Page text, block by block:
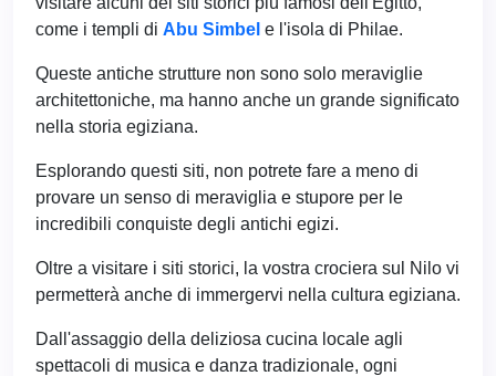
come i templi di Abu Simbel e l'isola di Philae.
Queste antiche strutture non sono solo meraviglie
architettoniche, ma hanno anche un grande significato
nella storia egiziana.
Esplorando questi siti, non potrete fare a meno di
provare un senso di meraviglia e stupore per le
incredibili conquiste degli antichi egizi.
Oltre a visitare i siti storici, la vostra crociera sul Nilo vi
permetterà anche di immergervi nella cultura egiziana.
Dall'assaggio della deliziosa cucina locale agli
spettacoli di musica e danza tradizionale, ogni